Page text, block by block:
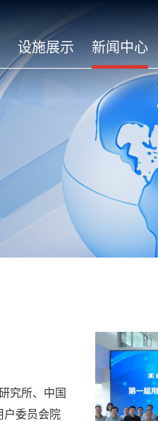
设施展示 新闻中心
究所、中国
户委员会院